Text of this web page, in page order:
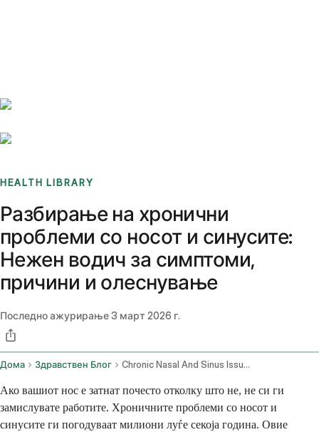
HEALTH LIBRARY
Разбирање на хронични
проблеми со носот и синусите:
Нежен водич за симптоми,
причини и олеснување
Последно ажурирање3 март 2026 г.
Дома Здравствен Блог Chronic Nasal And Sinus Issues Symptoms Allergies And Treatment
Ако вашиот нос е затнат почесто отколку што не, не си ги
замислувате работите. Хроничните проблеми со носот и
синусите ги погодуваат милиони луѓе секоја година. Овие